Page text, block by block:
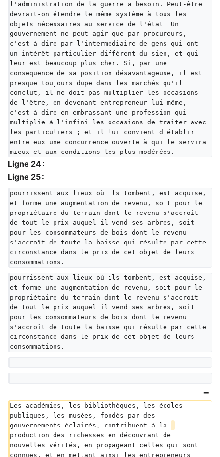
l'administration de la guerre a besoin. Peut-être
devrait-on étendre le même système à tous les
objets nécessaires au service de l'état. Un
gouvernement ne peut agir que par procureurs,
c'est-à-dire par l'intermédiaire de gens qui ont
un intérêt particulier différent du sien, et qui
leur est beaucoup plus cher. Si, par une
conséquence de sa position désavantageuse, il est
presque toujours dupe dans les marchés qu'il
conclut, il ne doit pas multiplier les occasions
de l'être, en devenant entrepreneur lui-même,
c'est-à-dire en embrassant une profession qui
multiplie à l'infini les occasions de traiter avec
les particuliers ; et il lui convient d'établir
entre eux une concurrence ouverte à qui le servira
mieux et aux conditions les plus modérées.
Ligne 24 :
Ligne 25 :
pourrissent aux lieux où ils tombent, est acquise,
et forme une augmentation de revenu, soit pour le
propriétaire du terrain dont le revenu s'accroît
de tout le prix auquel il vend ses arbres, soit
pour les consommateurs de bois dont le revenu
s'accroît de toute la baisse qui résulte par cette
circonstance dans le prix de cet objet de leurs
consommations.
pourrissent aux lieux où ils tombent, est acquise,
et forme une augmentation de revenu, soit pour le
propriétaire du terrain dont le revenu s'accroît
de tout le prix auquel il vend ses arbres, soit
pour les consommateurs de bois dont le revenu
s'accroît de toute la baisse qui résulte par cette
circonstance dans le prix de cet objet de leurs
consommations.
Les académies, les bibliothèques, les écoles
publiques, les musées, fondés par des
gouvernements éclairés, contribuent à la
production des richesses en découvrant de
nouvelles vérités, en propageant celles qui sont
connues, et en mettant ainsi les entrepreneurs